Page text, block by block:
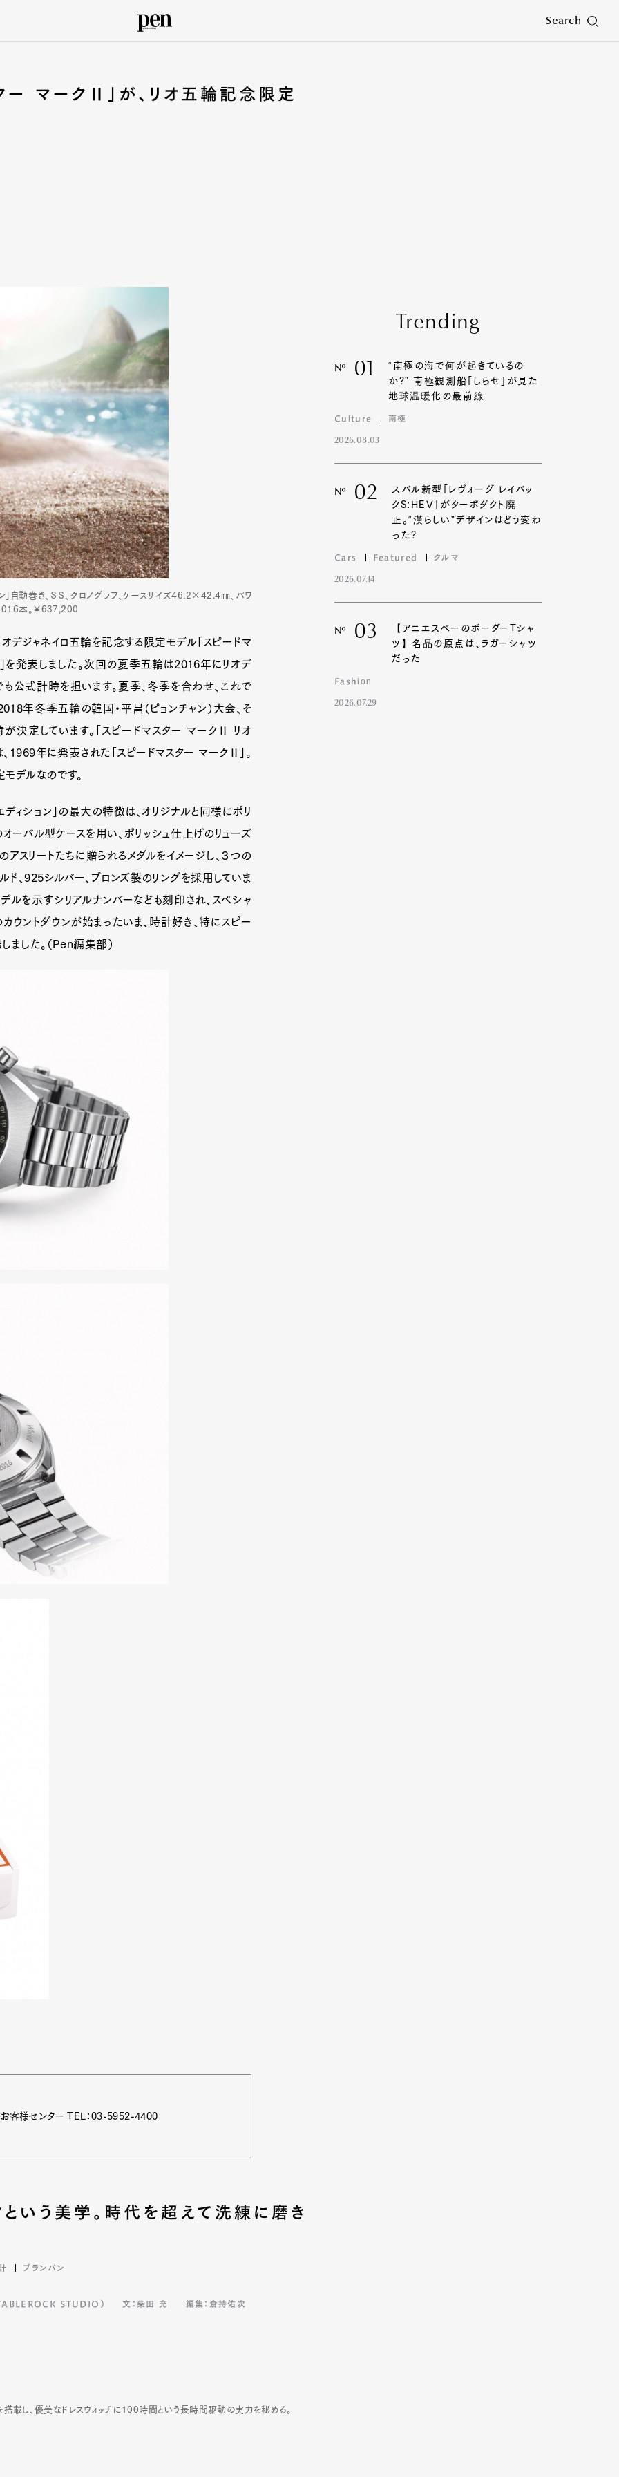
Search
Art&Design
Lifestyle
ー マークⅡ」が、リオ五輪記念限定
自動巻き、ＳＳ、クロノグラフ、ケースサイズ46.2×42.4㎜、パワ
本。￥637,200
オデジャネイロ五輪を記念する限定モデル「スピードマ
を発表しました。次回の夏季五輪は2016年にリオデ
公式計時を担います。夏季、冬季を合わせ、これで
年冬季五輪の韓国・平昌（ピョンチャン）大会、そ
定しています。「スピードマスター マークⅡ リオ
1969年に発表された「スピードマスター マークⅡ」。
デルなのです。
ィション」の最大の特徴は、オリジナルと同様にポリ
バル型ケースを用い、ポリッシュ仕上げのリューズ
アスリートたちに贈られるメダルをイメージし、３つの
、925シルバー、ブロンズ製のリングを採用していま
ルを示すシリアルナンバーなども刻印され、スペシャ
ウントダウンが始まったいま、時計好き、特にスピー
ました。（Pen編集部）
お客様センター TEL：03-5952-4400
Trending
Nº 01
“南極の海で何が起きているの
か?” 南極観測船「しらせ」が見た
地球温暖化の最前線
Culture 南極
2026.08.03
Nº 02
スバル新型「レヴォーグ レイバッ
クS:HEV」がターボダクト廃
止。“漢らしい”デザインはどう変わ
った?
Cars Featured クルマ
2026.07.14
Nº 03
【アニエスベーのボーダーTシャ
ツ】名品の原点は、ラガーシャツ
だった
Fashion
2026.07.29
という美学。時代を超えて洗練に磨き
ブランパン
TABLEROCK STUDIO） 文：柴田 充 編集：倉持佑次
を搭載し、優美なドレスウォッチに100時間という長時間駆動の実力を秘める。